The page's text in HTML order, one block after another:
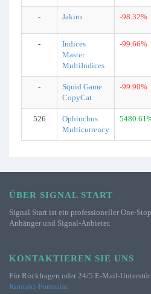
- Jakiro -98.32%
-
Indices
Master
MultiIndices
-99.66%
-
Squid Game
CopyCat
-99.90%
526
Ophiuchus
Multicurrency
ÜBER SIGNAL START
Signal Start ist ein professioneller One-
Anhänger und Signal-Anbieter.
KONTAKTIEREN SIE UNS
Für Rückfragen oder 24/5 E-Mail-
Kontakt-Formular.